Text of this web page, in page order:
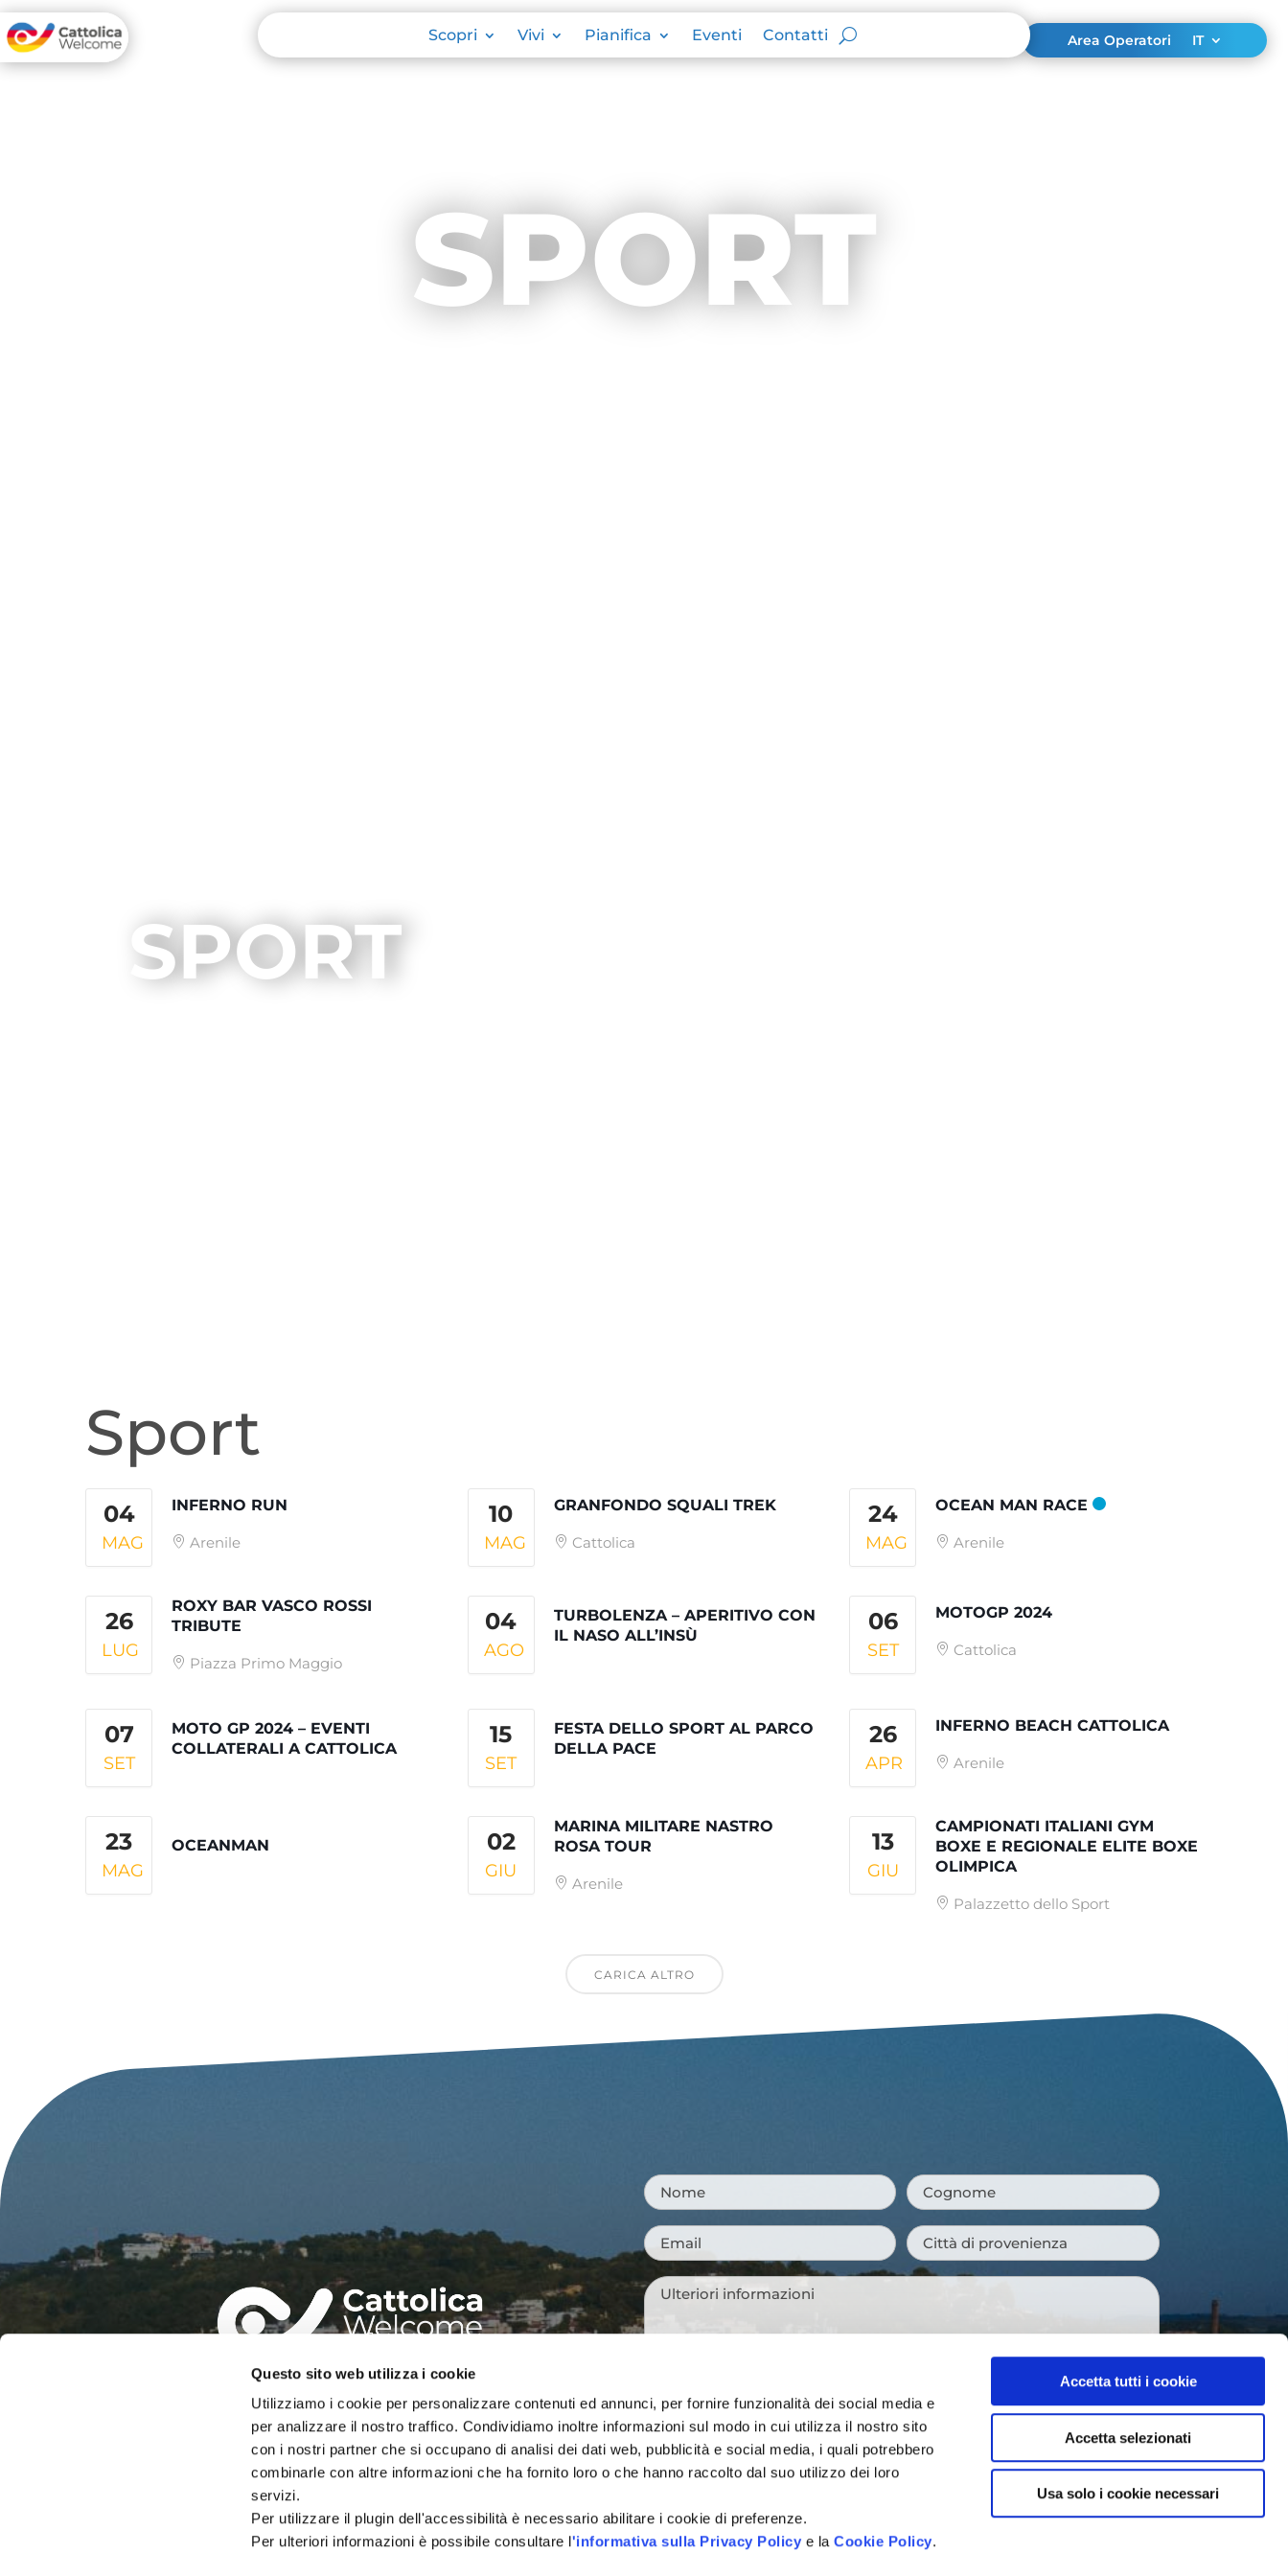
Questo sito web utilizza i cookie
Utilizziamo i cookie per personalizzare contenuti ed annunci, per fornire funzionalità dei social media e
per analizzare il nostro traffico. Condividiamo inoltre informazioni sul modo in cui utilizza il nostro sito
con i nostri partner che si occupano di analisi dei dati web, pubblicità e social media, i quali potrebbero
combinarle con altre informazioni che ha fornito loro o che hanno raccolto dal suo utilizzo dei loro
servizi.
Per utilizzare il plugin dell'accessibilità è necessario abilitare i cookie di preferenze.
Per ulteriori informazioni è possibile consultare l'informativa sulla Privacy Policy e laCookie Policy.
Accetta tutti i cookie
Accetta selezionati
Usa solo i cookie necessari
Scopri Vivi Pianifica Eventi Contatti Area Operatori IT
SPORT
SPORT
Sport
04
MAG
INFERNO RUN
Arenile
10
MAG
GRANFONDO SQUALI TREK
Cattolica
24
MAG
OCEAN MAN RACE
Arenile
26
LUG
ROXY BAR VASCO ROSSI
TRIBUTE
Piazza Primo Maggio
04
AGO
TURBOLENZA – APERITIVO CON
IL NASO ALL’INSÙ
06
SET
MOTOGP 2024
Cattolica
07
SET
MOTO GP 2024 – EVENTI
COLLATERALI A CATTOLICA
15
SET
FESTA DELLO SPORT AL PARCO
DELLA PACE
26
APR
INFERNO BEACH CATTOLICA
Arenile
23
MAG
OCEANMAN 02
GIU
MARINA MILITARE NASTRO
ROSA TOUR
Arenile
13
GIU
CAMPIONATI ITALIANI GYM
BOXE E REGIONALE ELITE BOXE
OLIMPICA
Palazzetto dello Sport
CARICA ALTRO
IAT – UFFICIO INFORMAZIONI TURISTICHE
DEL COMUNE DI CATTOLICA
PALAZZO DEL TURISMO
Via Mancini, 24 – Cattolica (RN)
Tel: 0541.966697 / 0541.966621
iat@cattolica.net
Privacy Policy–Cookie Policy
Nome* Cognome *
Email*
Città
di
Messaggio*
Tutti i campi sono obbligatori.
Consenso
newsletter
Si, voglio iscrivermi alla newsletter e ricevere le novità della
città, idee per i weekend, eventi imperdibili e suggerimenti per
vivere Cattolica in ogni stagione.
Consenso*
Acconsento al trattamento dei dati personali così come
definito all'interno delle Privacy Policy